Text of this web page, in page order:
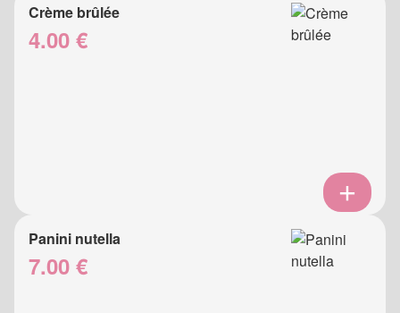
Crème brûlée
4.00 €
Panini nutella
7.00 €